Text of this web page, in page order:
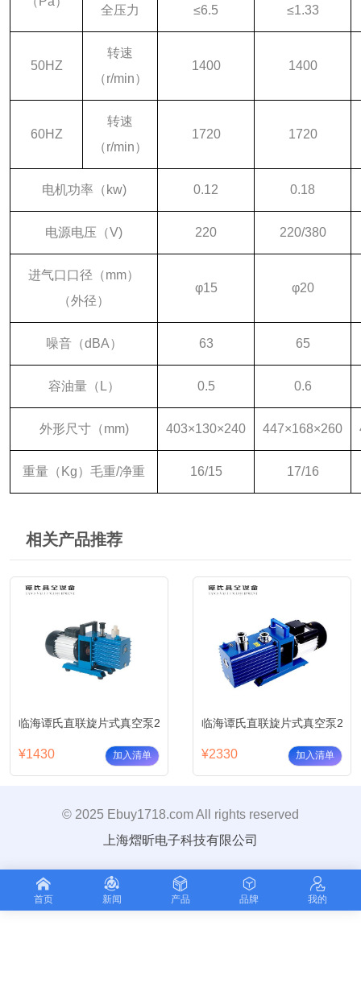
全压力 ≤6.5 ≤1.33
50HZ
转速
（r/min）
1400 1400
60HZ
转速
（r/min）
1720 1720
电机功率（kw) 0.12 0.18
电源电压（V) 220 220/380
进气口口径（mm）
（外径）
φ15 φ20
噪音（dBA） 63 65
容油量（L） 0.5 0.6
外形尺寸（mm) 403×130×240 447×168×260
重量（Kg）毛重/净重 16/15 17/16
相关产品推荐
临海谭氏直联旋片式真空泵2XZ-0.25单相
¥1430 加入清单
临海谭氏直联旋片式真空泵
¥2330 加入清单
© 2025 Ebuy1718.com All rights reserved
上海熠昕电子科技有限公司
首页 新闻 产品 品牌 我的